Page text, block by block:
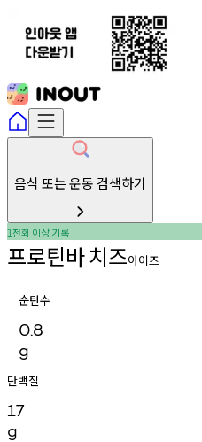
음식 또는 운동 검색하기
1천회 이상기록
프로틴바치즈아이즈
순탄수
0.8
g
단백질
17
g